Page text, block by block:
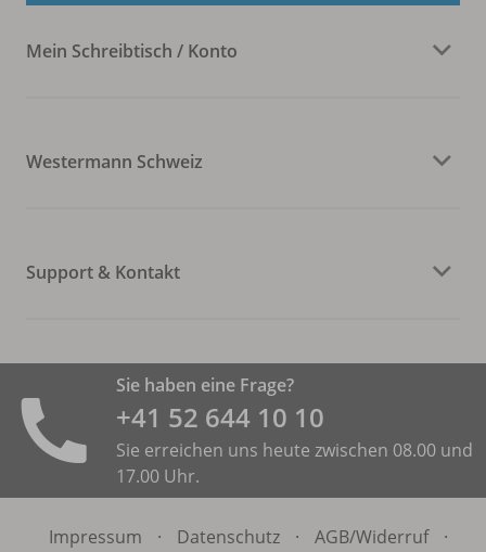
Mein Schreibtisch / Konto
Westermann Schweiz
Support & Kontakt
Sie haben eine Frage?
+41 52 644 10 10
Sie erreichen uns heute zwischen 08.00 und
17.00 Uhr.
Impressum · Datenschutz · AGB/Widerruf
·